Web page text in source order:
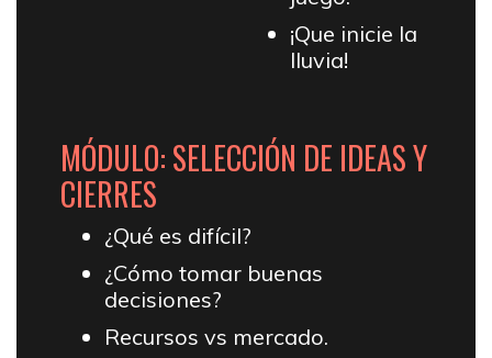
¡Que inicie la
lluvia!
MÓDULO: SELECCIÓN DE IDEAS Y
CIERRES
¿Qué es difícil?
¿Cómo tomar buenas
decisiones?
Recursos vs mercado.